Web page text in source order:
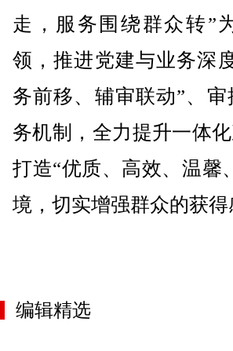
走，服务围绕群众转”
领，推进党建与业务深
务前移、辅审联动”、
务机制，全力提升一体
打造“优质、高效、温馨
境，切实增强群众的获
编辑精选